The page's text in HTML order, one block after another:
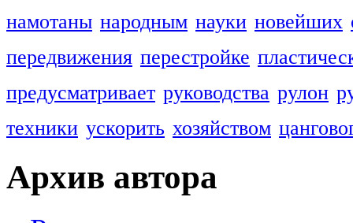
намотаны народным науки новейших
передвижения перестройке
предусматривает руководства рулон
техники ускорить хозяйством
Архив автора